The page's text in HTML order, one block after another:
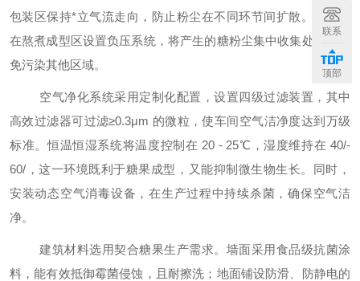
包装区保持*立气流走向，防止粉尘在不同环节间扩散。例如，
在熬煮成型区设置负压系统，将产生的糖粉尘集中收集处理，避
免污染其他区域。
空气净化系统采用定制化配置，设置四级过滤装置，其中
高效过滤器可过滤≥0.3μm 的微粒，使车间空气洁净度达到万级
标准。恒温恒湿系统将温度控制在 20 - 25℃，湿度维持在 40/-
60/ ，这一环境既利于糖果成型，又能抑制微生物生长。同时，
安装动态空气消毒设备，在生产过程中持续杀菌，确保空气洁
净。
建筑材料选用契合糖果生产需求。墙面采用食品级抗菌涂
料，能有效抵御霉菌侵蚀，且耐擦洗；地面铺设防滑、防静电的
联系
顶部